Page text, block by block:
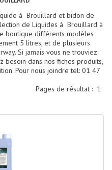
Cellules Diamants
Enceintes
(s)
à Brouillard et bidon de
de Liquides à Brouillard à
boutique différents modèles
5 litres, et de plusieurs
Si jamais vous ne trouviez
besoin dans nos fiches produits,
Pour nous joindre tel: 01 47
Pages de résultat : 1